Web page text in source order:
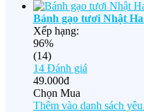
Bánh gạo tươi Nhật
Xếp hạng:
96%
(14)
14 Đánh giá
49.000đ
Chọn Mua
Thêm vào danh sách